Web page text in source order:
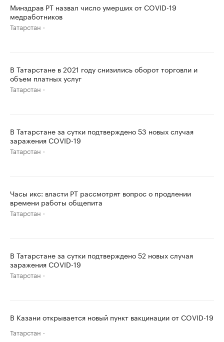
Минздрав РТ назвал число умерших от COVID-19
медработников
Татарстан
В Татарстане в 2021 году снизились оборот торговли и
объем платных услуг
Татарстан
В Татарстане за сутки подтверждено 53 новых случая
заражения COVID-19
Татарстан
Часы икс: власти РТ рассмотрят вопрос о продлении
времени работы общепита
Татарстан
В Татарстане за сутки подтверждено 52 новых случая
заражения COVID-19
Татарстан
В Казани открывается новый пункт вакцинации от COVID-19
Татарстан